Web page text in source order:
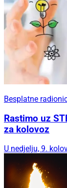
Besplatne
Rastimo uz
za kolovoz
U nedjelju, 9.